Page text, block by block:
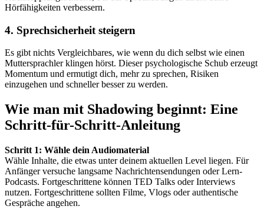
Hörfähigkeiten verbessern.
4. Sprechsicherheit steigern
Es gibt nichts Vergleichbares, wie wenn du dich selbst wie einen
Muttersprachler klingen hörst. Dieser psychologische Schub erzeugt
Momentum und ermutigt dich, mehr zu sprechen, Risiken
einzugehen und schneller besser zu werden.
Wie man mit Shadowing beginnt: Eine
Schritt-für-Schritt-Anleitung
Schritt 1: Wähle dein Audiomaterial
Wähle Inhalte, die etwas unter deinem aktuellen Level liegen. Für
Anfänger versuche langsame Nachrichtensendungen oder Lern-
Podcasts. Fortgeschrittene können TED Talks oder Interviews
nutzen. Fortgeschrittene sollten Filme, Vlogs oder authentische
Gespräche angehen.